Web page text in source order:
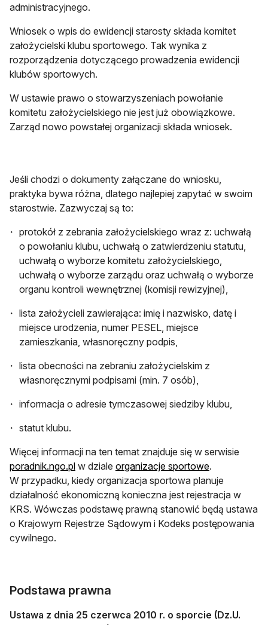
administracyjnego.
Wniosek o wpis do ewidencji starosty składa komitet
założycielski klubu sportowego. Tak wynika z
rozporządzenia dotyczącego prowadzenia ewidencji
klubów sportowych.
W ustawie prawo o stowarzyszeniach powołanie
komitetu założycielskiego nie jest już obowiązkowe.
Zarząd nowo powstałej organizacji składa wniosek.
Jeśli chodzi o dokumenty załączane do wniosku,
praktyka bywa różna, dlatego najlepiej zapytać w swoim
starostwie. Zazwyczaj są to:
protokół z zebrania założycielskiego wraz z: uchwałą
o powołaniu klubu, uchwałą o zatwierdzeniu statutu,
uchwałą o wyborze komitetu założycielskiego,
uchwałą o wyborze zarządu oraz uchwałą o wyborze
organu kontroli wewnętrznej (komisji rewizyjnej),
lista założycieli zawierająca: imię i nazwisko, datę i
miejsce urodzenia, numer PESEL, miejsce
zamieszkania, własnoręczny podpis,
lista obecności na zebraniu założycielskim z
własnoręcznymi podpisami (min. 7 osób),
informacja o adresie tymczasowej siedziby klubu,
statut klubu.
Więcej informacji na ten temat znajduje się w serwisie
poradnik.ngo.pl w dziale organizacje sportowe.
W przypadku, kiedy organizacja sportowa planuje
działalność ekonomiczną konieczna jest rejestracja w
KRS. Wówczas podstawę prawną stanowić będą ustawa
o Krajowym Rejestrze Sądowym i Kodeks postępowania
cywilnego.
Podstawa prawna
Ustawa z dnia 25 czerwca 2010 r. o sporcie (Dz.U.